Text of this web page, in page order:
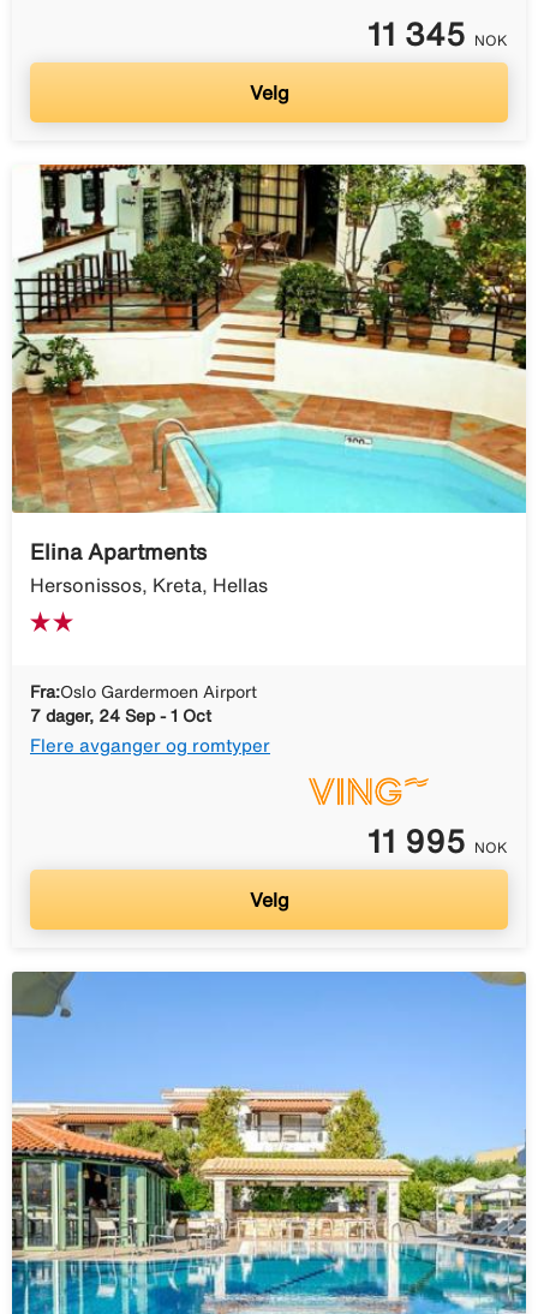
11 345 NOK
Velg
Elina Apartments
Hersonissos, Kreta, Hellas
Fra:Oslo Gardermoen Airport
7 dager, 24 Sep - 1 Oct
Flere avganger og romtyper
11 995 NOK
Velg